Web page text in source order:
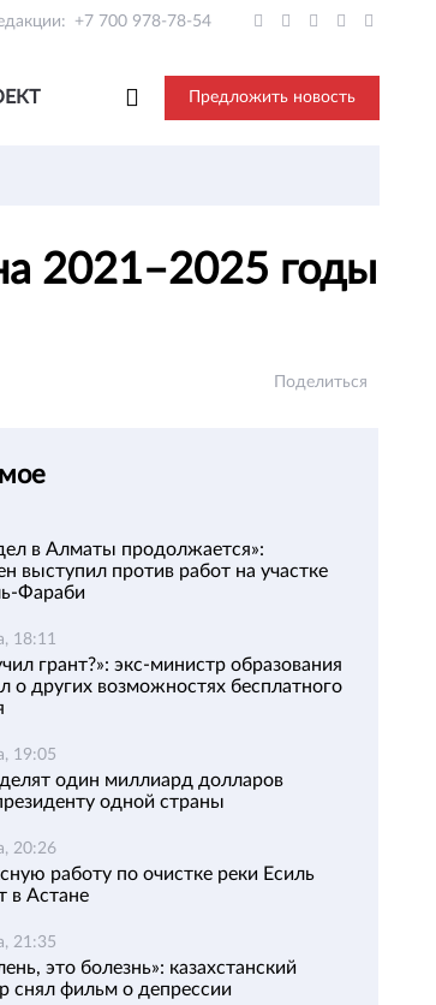
+7 700 978-78-54
Предложить новость
2021–2025 годы
Поделиться
в Алматы продолжается»:
выступил против работ на участке
Фараби
18:11
грант?»: экс-министр образования
о других возможностях бесплатного
19:05
один миллиард долларов
одной страны
20:26
работу по очистке реки Есиль
в Астане
21:35
это болезнь»: казахстанский
снял фильм о депрессии